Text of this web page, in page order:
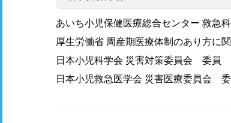
あいち小児保健医療総合センター 救急
厚生労働省 周産期医療体制のあり方に
日本小児科学会 災害対策委員会 委員
日本小児救急医学会 災害医療委員会